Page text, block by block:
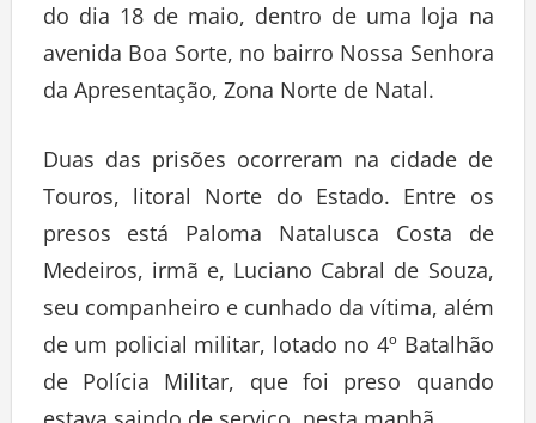
do dia 18 de maio, dentro de uma loja na
avenida Boa Sorte, no bairro Nossa Senhora
da Apresentação, Zona Norte de Natal.
Duas das prisões ocorreram na cidade de
Touros, litoral Norte do Estado. Entre os
presos está Paloma Natalusca Costa de
Medeiros, irmã e, Luciano Cabral de Souza,
seu companheiro e cunhado da vítima, além
de um policial militar, lotado no 4º Batalhão
de Polícia Militar, que foi preso quando